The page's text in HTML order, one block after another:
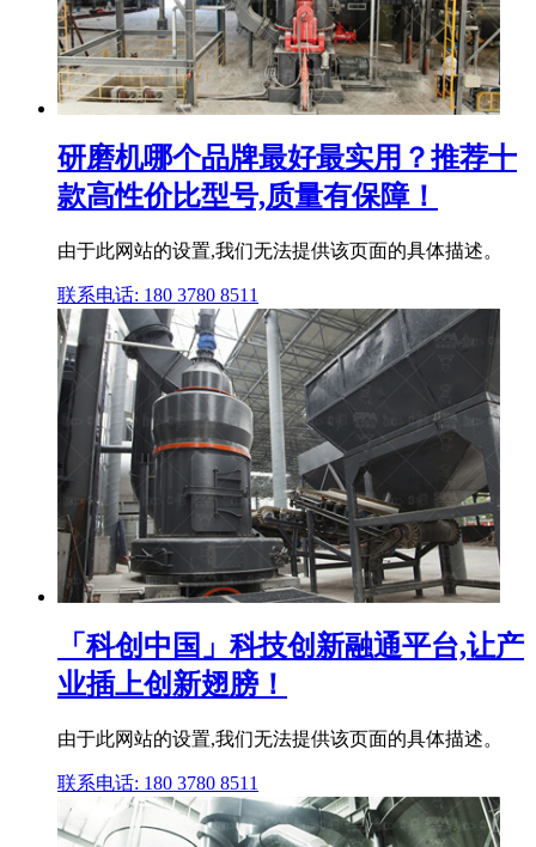
研磨机哪个品牌最好最实用？推荐十
款高性价比型号,质量有保障！
由于此网站的设置,我们无法提供该页面的具体描述。
联系电话: 180 3780 8511
「科创中国」科技创新融通平台,让产
业插上创新翅膀！
由于此网站的设置,我们无法提供该页面的具体描述。
联系电话: 180 3780 8511